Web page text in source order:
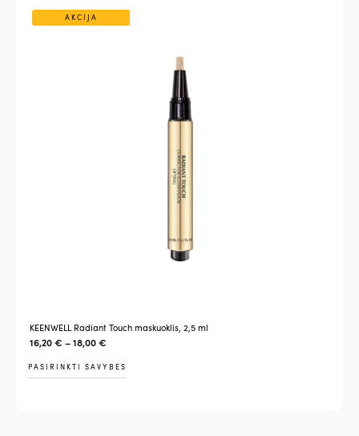
AKCIJA
KEENWELL Radiant Touch maskuoklis, 2,5 ml
16,20€ –18,00€
PASIRINKTI SAVYBES